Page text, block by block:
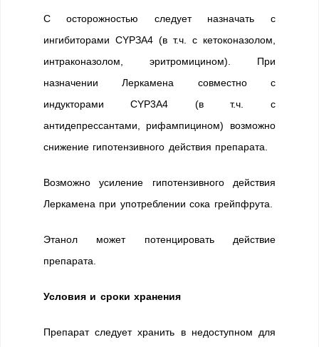
С осторожностью следует назначать с
ингибиторами CYPЗА4 (в т.ч. с кетоконазолом,
интраконазолом, эритромицином). При
назначении Леркамена совместно с
индукторами CYP3A4 (в т.ч. с
антидепрессантами, рифампицином) возможно
снижение гипотензивного действия препарата.
Возможно усиление гипотензивного действия
Леркамена при употреблении сока грейпфрута.
Этанол может потенцировать действие
препарата.
Условия и сроки хранения
Препарат следует хранить в недоступном для